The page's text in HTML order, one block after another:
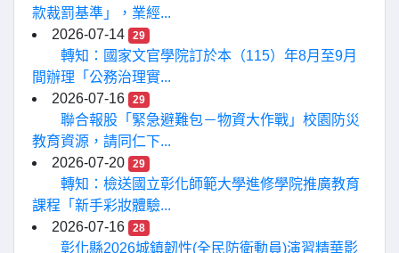
款裁罰基準」，業經...
2026-07-14
29
轉知：國家文官學院訂於本（115）年8月至9月
間辦理「公務治理實...
2026-07-16
29
聯合報股「緊急避難包－物資大作戰」校園防災
教育資源，請同仁下...
2026-07-20
29
轉知：檢送國立彰化師範大學進修學院推廣教育
課程「新手彩妝體驗...
2026-07-16
28
彰化縣2026城鎮韌性(全民防衛動員)演習精華影